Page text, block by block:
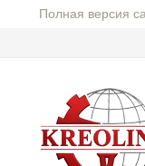
Полная версия